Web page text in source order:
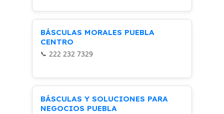
BÁSCULAS MORALES PUEBLA
CENTRO
222 232 7329
BÁSCULAS Y SOLUCIONES PARA
NEGOCIOS PUEBLA